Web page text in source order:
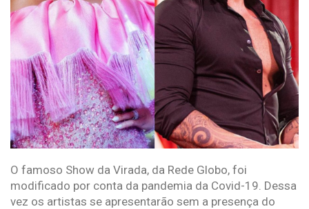
O famoso Show da Virada, da Rede Globo, foi
modificado por conta da pandemia da Covid-19. Dessa
vez os artistas se apresentarão sem a presença do